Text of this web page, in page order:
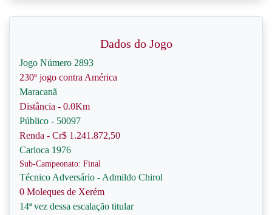
Dados do Jogo
Jogo Número 2893
230º jogo contra América
Maracanã
Distância - 0.0Km
Público - 50097
Renda - Cr$ 1.241.872,50
Carioca 1976
Sub-Campeonato: Final
Técnico Adversário - Admildo Chirol
0 Moleques de Xerém
14ª vez dessa escalação titular